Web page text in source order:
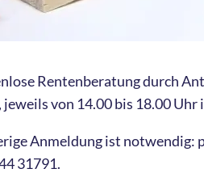
Rentenberatung durch
jeweils von 14.00 bis 18.00
Anmeldung ist notwendig:
31791.